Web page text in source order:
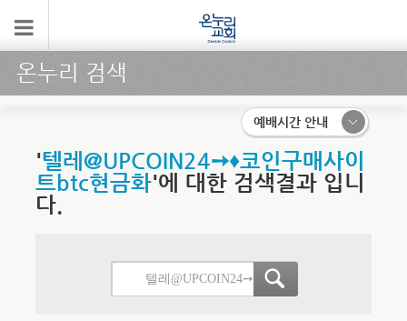
온누리 검색
예배시간 안내
'텔레@UPCOIN24➙♦코인구매사이
트btc현금화'에 대한 검색결과 입니
다.